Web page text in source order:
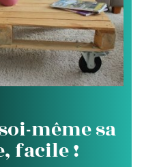
même sa
facile !